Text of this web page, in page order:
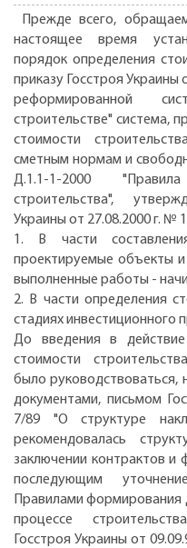
Прежде всего,
настоящее время
порядок определения
приказу Госстроя Украины
реформированной
строительстве" система,
стоимости
сметным нормам и
Д.1.1-1-2000
строительства",
Украины от 27.08.2000 г. №
1. В части
проектируемые объекты
выполненные работы -
2. В части определения
стадиях инвестиционного
До введения в
стоимости
было руководствоваться,
документами, письмом
7/89 "О структуре
рекомендовалась
заключении контрактов
последующим
Правилами формирования
процессе
Госстроя Украины от